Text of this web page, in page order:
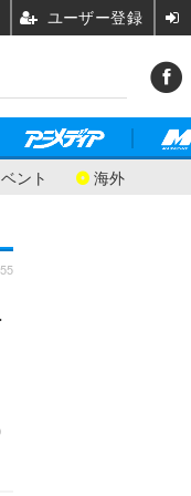
ント 海外
ユーザー登録